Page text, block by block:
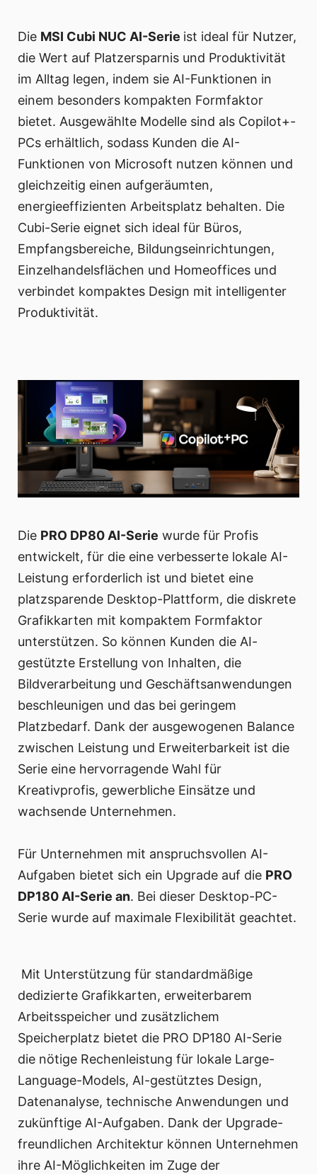
Die MSI Cubi NUC AI-Serie ist ideal für Nutzer,
die Wert auf Platzersparnis und Produktivität
im Alltag legen, indem sie AI-Funktionen in
einem besonders kompakten Formfaktor
bietet. Ausgewählte Modelle sind als Copilot+-
PCs erhältlich, sodass Kunden die AI-
Funktionen von Microsoft nutzen können und
gleichzeitig einen aufgeräumten,
energieeffizienten Arbeitsplatz behalten. Die
Cubi-Serie eignet sich ideal für Büros,
Empfangsbereiche, Bildungseinrichtungen,
Einzelhandelsflächen und Homeoffices und
verbindet kompaktes Design mit intelligenter
Produktivität.
Die PRO DP80 AI-Serie wurde für Profis
entwickelt, für die eine verbesserte lokale AI-
Leistung erforderlich ist und bietet eine
platzsparende Desktop-Plattform, die diskrete
Grafikkarten mit kompaktem Formfaktor
unterstützen. So können Kunden die AI-
gestützte Erstellung von Inhalten, die
Bildverarbeitung und Geschäftsanwendungen
beschleunigen und das bei geringem
Platzbedarf. Dank der ausgewogenen Balance
zwischen Leistung und Erweiterbarkeit ist die
Serie eine hervorragende Wahl für
Kreativprofis, gewerbliche Einsätze und
wachsende Unternehmen.
Für Unternehmen mit anspruchsvollen AI-
Aufgaben bietet sich ein Upgrade auf die PRO
DP180 AI-Serie an. Bei dieser Desktop-PC-
Serie wurde auf maximale Flexibilität geachtet.
Mit Unterstützung für standardmäßige
dedizierte Grafikkarten, erweiterbarem
Arbeitsspeicher und zusätzlichem
Speicherplatz bietet die PRO DP180 AI-Serie
die nötige Rechenleistung für lokale Large-
Language-Models, AI-gestütztes Design,
Datenanalyse, technische Anwendungen und
zukünftige AI-Aufgaben. Dank der Upgrade-
freundlichen Architektur können Unternehmen
ihre AI-Möglichkeiten im Zuge der